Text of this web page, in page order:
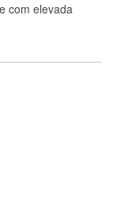
com elevada
vieram muito
com os
tem um tecido
está
na vossa
justo. A